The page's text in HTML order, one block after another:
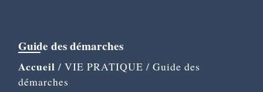
Guide des démarches
Accueil / VIE PRATIQUE / Guide des
démarches